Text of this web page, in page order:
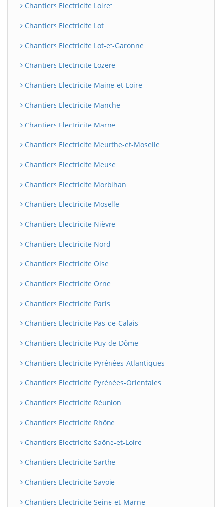
Chantiers Electricite Loiret
Chantiers Electricite Lot
Chantiers Electricite Lot-et-Garonne
Chantiers Electricite Lozère
Chantiers Electricite Maine-et-Loire
Chantiers Electricite Manche
Chantiers Electricite Marne
Chantiers Electricite Meurthe-et-Moselle
Chantiers Electricite Meuse
Chantiers Electricite Morbihan
Chantiers Electricite Moselle
Chantiers Electricite Nièvre
Chantiers Electricite Nord
Chantiers Electricite Oise
Chantiers Electricite Orne
Chantiers Electricite Paris
Chantiers Electricite Pas-de-Calais
Chantiers Electricite Puy-de-Dôme
Chantiers Electricite Pyrénées-Atlantiques
Chantiers Electricite Pyrénées-Orientales
Chantiers Electricite Réunion
Chantiers Electricite Rhône
Chantiers Electricite Saône-et-Loire
Chantiers Electricite Sarthe
Chantiers Electricite Savoie
Chantiers Electricite Seine-et-Marne